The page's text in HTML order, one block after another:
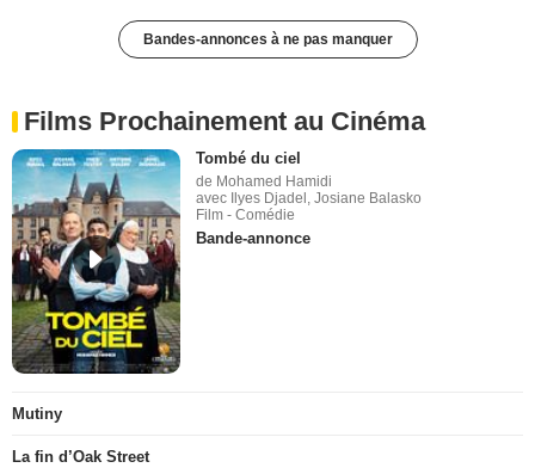
Bandes-annonces à ne pas manquer
Films Prochainement au Cinéma
Tombé du ciel
de Mohamed Hamidi
avec Ilyes Djadel, Josiane Balasko
Film - Comédie
Bande-annonce
Mutiny
La fin d’Oak Street